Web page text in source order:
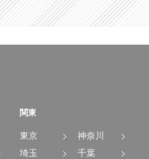
関東
東京
神奈川
埼玉
千葉